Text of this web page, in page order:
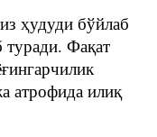
ҳудуди бўйлаб
туради. Фақат
атрофида илиқ